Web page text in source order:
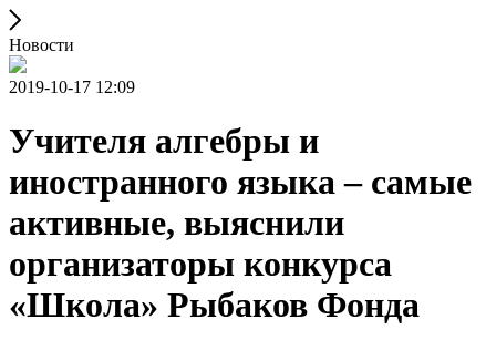
Новости
2019-10-17 12:09
Учителя алгебры и
иностранного языка – самые
активные, выяснили
организаторы конкурса
«Школа» Рыбаков Фонда